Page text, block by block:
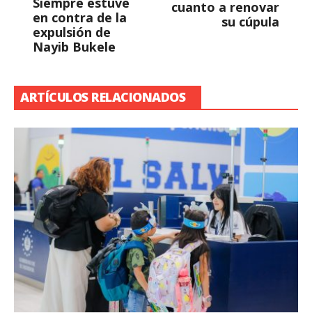
en contra de la
expulsión de
Nayib Bukele
cuanto a renovar
su cúpula
ARTÍCULOS RELACIONADOS